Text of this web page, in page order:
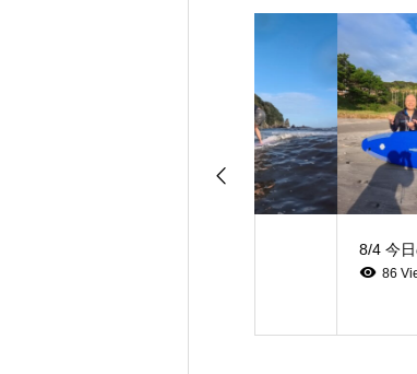
8/4 今日のお客様